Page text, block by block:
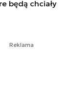
będą chciały
Reklama